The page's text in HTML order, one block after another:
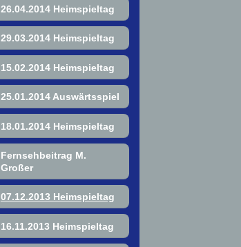
26.04.2014 Heimspieltag
29.03.2014 Heimspieltag
15.02.2014 Heimspieltag
25.01.2014 Auswärtsspiel
18.01.2014 Heimspieltag
Fernsehbeitrag M.
Großer
07.12.2013 Heimspieltag
16.11.2013 Heimspieltag